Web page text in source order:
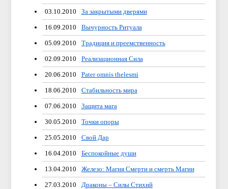
03.10.2010 За закрытыми дверями
16.09.2010 Вычурность Ритуала
05.09.2010 Традиция и преемственность
02.09.2010 Реализационная Сила
20.06.2010 Pater omnis thelesmi
18.06.2010 Стабильность мира
07.06.2010 Защита мага
30.05.2010 Точки опоры
25.05.2010 Свой Дар
16.04.2010 Беспокойные души
13.04.2010 Железо: Магия Смерти и смерть Магии
27.03.2010 Драконы – Силы Стихий